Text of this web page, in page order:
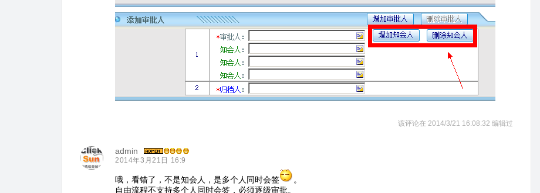
该评论在 2014/3/21 16:08:32 编辑过
admin
2014年3月21日 16:9
哦，看错了，不是知会人，是多个人同时会签
。
自由流程不支持多个人同时会签，必须逐级审批。